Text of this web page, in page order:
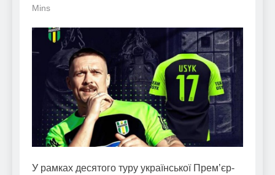
Mins
У рамках десятого туру української Прем’єр-